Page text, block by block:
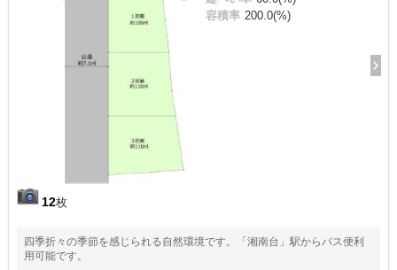
12枚
容積率 200.0(%)
四季折々の季節を感じられる自然環境です。「湘南台」駅からバス便利
用可能です。